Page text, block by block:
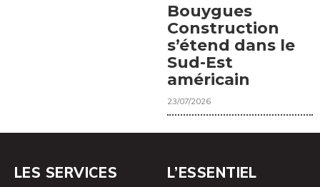
Bouygues
Construction
s’étend dans le
Sud-Est
américain
23/07/2026
LES SERVICES L’ESSENTIEL